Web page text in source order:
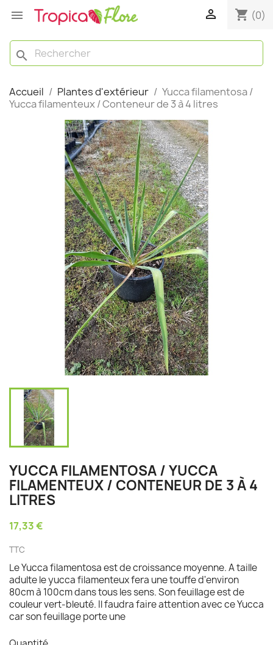
  shopping_cart (0)
search
Accueil Plantes d'extérieur
Yucca filamentosa /
Yucca filamenteux / Conteneur de 3 à 4 litres
YUCCA FILAMENTOSA / YUCCA
FILAMENTEUX / CONTENEUR DE 3 À 4
LITRES
17,33 €
TTC
Le Yucca filamentosa est de croissance moyenne. A taille
adulte le yucca filamenteux fera une touffe d'environ
80cm à 100cm dans tous les sens. Son feuillage est de
couleur vert-bleuté. Il faudra faire attention avec ce Yucca
car son feuillage porte une